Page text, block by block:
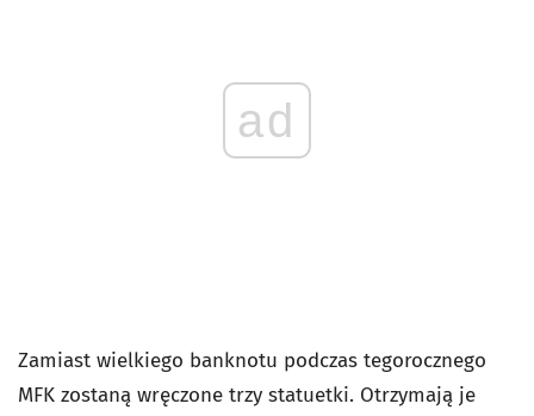
ad
Zamiast wielkiego banknotu podczas tegorocznego
MFK zostaną wręczone trzy statuetki. Otrzymają je